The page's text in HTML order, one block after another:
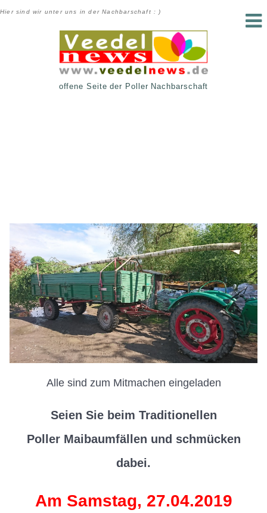
Hier sind wir unter uns in der Nachbarschaft : )
offene Seite der Poller Nachbarschaft
Alle sind zum Mitmachen eingeladen
Seien Sie beim Traditionellen
Poller Maibaumfällen und schmücken
dabei.
Am Samstag, 27.04.2019